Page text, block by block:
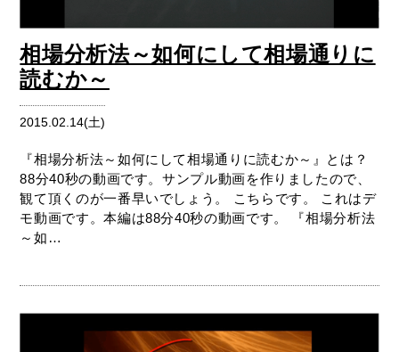
相場分析法～如何にして相場通りに
読むか～
2015.02.14(土)
『相場分析法～如何にして相場通りに読むか～』とは？
88分40秒の動画です。サンプル動画を作りましたので、
観て頂くのが一番早いでしょう。 こちらです。 これはデ
モ動画です。本編は88分40秒の動画です。 『相場分析法
～如…